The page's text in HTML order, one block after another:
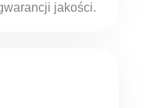
jakości.